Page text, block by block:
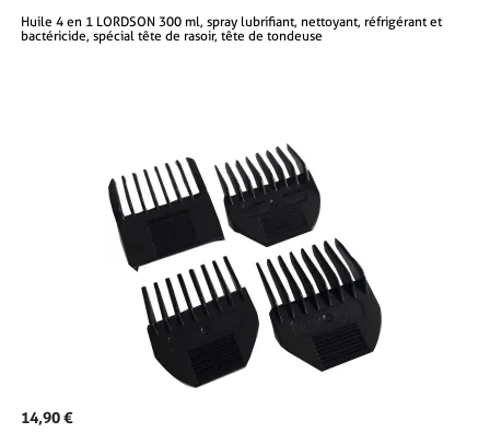
Huile 4 en 1 LORDSON 300 ml, spray lubrifiant, nettoyant, réfrigérant et
bactéricide, spécial tête de rasoir, tête de tondeuse
14,90 €